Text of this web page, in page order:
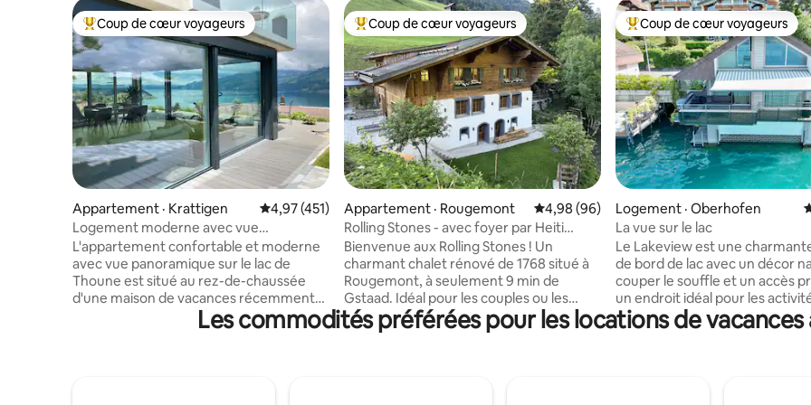
Coup de cœur voyageurs parmi les plus aimés
Coup de cœur voyageurs
Appartement · Krattigen Note moyenne de 4,97 sur 5, 451 commentaires
4,97 (451)
Logement moderne avec vue
panoramique sur le lac de Thoune
L'appartement confortable et moderne
avec vue panoramique sur le lac de
Thoune est situé au rez-de-chaussée
d'une maison de vacances récemment
rénovée. Il est situé dans un quartier
calme du village et est le point de départ
Coup de cœur voyageurs parmi les plus aimés
Coup de cœur voyageurs
Appartement · Rougemont Note moyenne de 4,98 sur 5, 96
4,98 (96)
Rolling Stones - avec foyer par Heiti
Gstaad
Bienvenue aux Rolling Stones ! Un
charmant chalet rénové de 1768 situé à
Rougemont, à seulement 9 min de
Gstaad. Idéal pour les couples ou les
petits groupes, cet espace confortable
offre un accès facile aux activités de
Coup de cœur voyageurs
Coup de cœur voyageurs
Logement · Oberhofen
La vue sur le lac
Le Lakeview est une
de bord de lac avec un décor
couper le souffle et un accès
un endroit idéal pour les
du lac. La maison, meublée
et de haute qualité, est située
d’expériences pour les hôtes
Les commodités préférées pour les locations de